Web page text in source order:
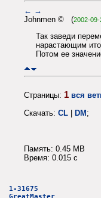
← →
Johnmen © (2002-
Так заведи
нарастающим
Потом ее
Страницы: 1 вся
Скачать: CL | DM;
Память: 0.45 MB
Время: 0.015 c
1-31675